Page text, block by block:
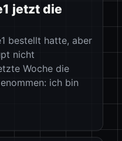
jetzt die
bestellt hatte, aber
nicht
Woche die
ich bin